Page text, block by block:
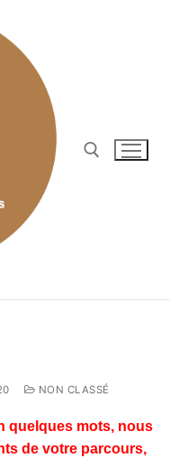
NON CLASSÉ
quelques mots, nous
de votre parcours,